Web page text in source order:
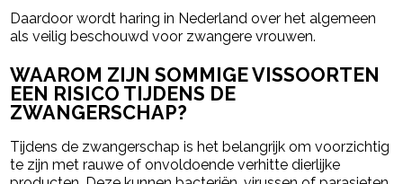
Daardoor wordt haring in Nederland over het algemeen
als veilig beschouwd voor zwangere vrouwen.
WAAROM ZIJN SOMMIGE VISSOORTEN
EEN RISICO TIJDENS DE
ZWANGERSCHAP?
Tijdens de zwangerschap is het belangrijk om voorzichtig
te zijn met rauwe of onvoldoende verhitte dierlijke